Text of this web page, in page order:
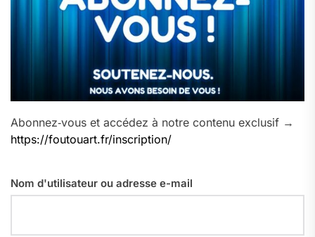
Abonnez‑vous et accédez à notre contenu exclusif →
https://foutouart.fr/inscription/
Nom d'utilisateur ou adresse e-mail